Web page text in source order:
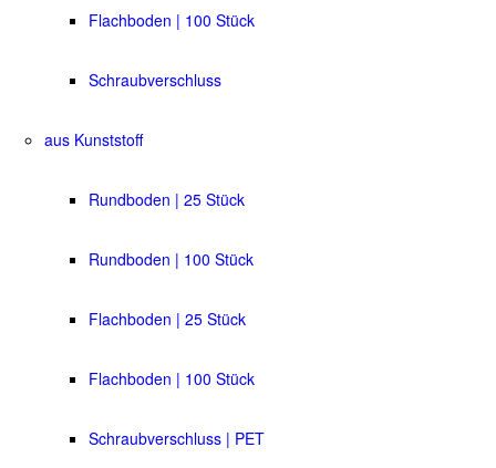
Flachboden | 100 Stück
Schraubverschluss
aus Kunststoff
Rundboden | 25 Stück
Rundboden | 100 Stück
Flachboden | 25 Stück
Flachboden | 100 Stück
Schraubverschluss | PET